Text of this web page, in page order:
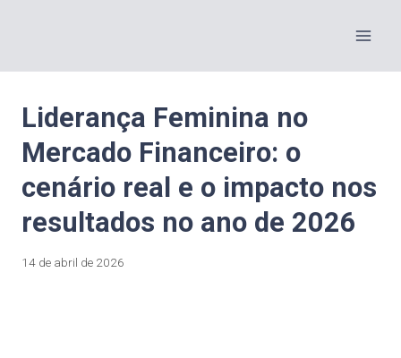
Liderança Feminina no
Mercado Financeiro: o
cenário real e o impacto nos
resultados no ano de 2026
14 de abril de 2026